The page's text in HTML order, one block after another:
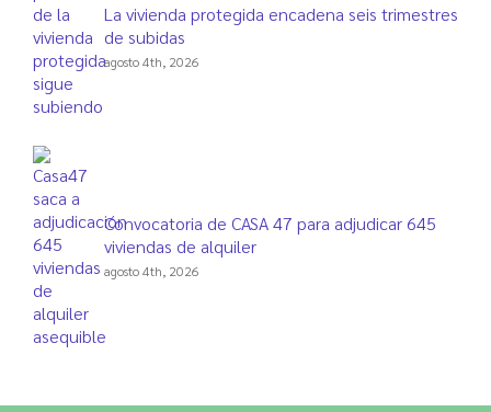
La vivienda protegida encadena seis trimestres
de subidas
agosto 4th, 2026
Convocatoria de CASA 47 para adjudicar 645
viviendas de alquiler
agosto 4th, 2026